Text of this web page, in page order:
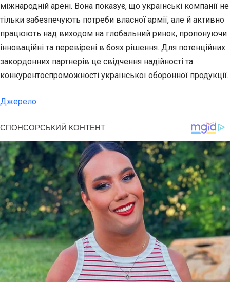
міжнародній арені. Вона показує, що українські компанії не
тільки забезпечують потреби власної армії, але й активно
працюють над виходом на глобальний ринок, пропонуючи
інноваційні та перевірені в боях рішення. Для потенційних
закордонних партнерів це свідчення надійності та
конкурентоспроможності української оборонної продукції.
Джерело